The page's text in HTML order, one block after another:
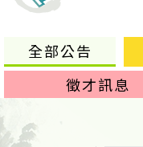
全部公告
徵才訊息